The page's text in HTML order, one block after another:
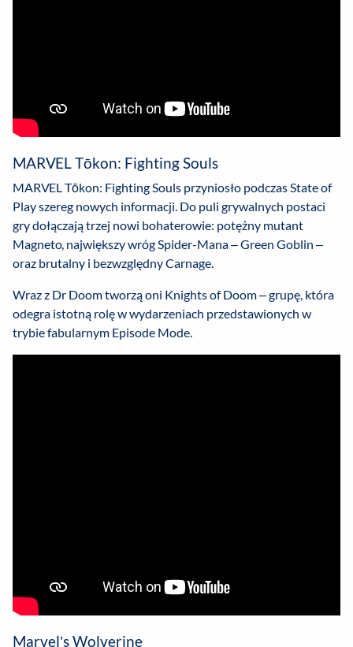
MARVEL Tōkon: Fighting Souls
MARVEL Tōkon: Fighting Souls przyniosło podczas State of
Play szereg nowych informacji. Do puli grywalnych postaci
gry dołączają trzej nowi bohaterowie: potężny mutant
Magneto, największy wróg Spider-Mana – Green Goblin –
oraz brutalny i bezwzględny Carnage.
Wraz z Dr Doom tworzą oni Knights of Doom – grupę, która
odegra istotną rolę w wydarzeniach przedstawionych w
trybie fabularnym Episode Mode.
Marvel’s Wolverine